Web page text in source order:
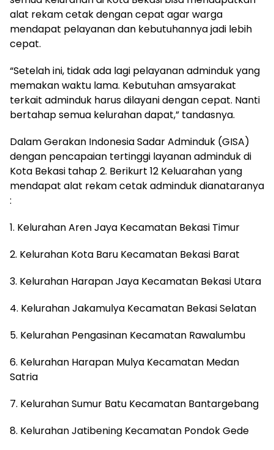
alat rekam cetak dengan cepat agar warga
mendapat pelayanan dan kebutuhannya jadi lebih
cepat.
“Setelah ini, tidak ada lagi pelayanan adminduk yang
memakan waktu lama. Kebutuhan amsyarakat
terkait adminduk harus dilayani dengan cepat. Nanti
bertahap semua kelurahan dapat,” tandasnya.
Dalam Gerakan Indonesia Sadar Adminduk (GISA)
dengan pencapaian tertinggi layanan adminduk di
Kota Bekasi tahap 2. Berikurt 12 Keluarahan yang
mendapat alat rekam cetak adminduk dianataranya
:
1. Kelurahan Aren Jaya Kecamatan Bekasi Timur
2. Kelurahan Kota Baru Kecamatan Bekasi Barat
3. Kelurahan Harapan Jaya Kecamatan Bekasi Utara
4. Kelurahan Jakamulya Kecamatan Bekasi Selatan
5. Kelurahan Pengasinan Kecamatan Rawalumbu
6. Kelurahan Harapan Mulya Kecamatan Medan
Satria
7. Kelurahan Sumur Batu Kecamatan Bantargebang
8. Kelurahan Jatibening Kecamatan Pondok Gede